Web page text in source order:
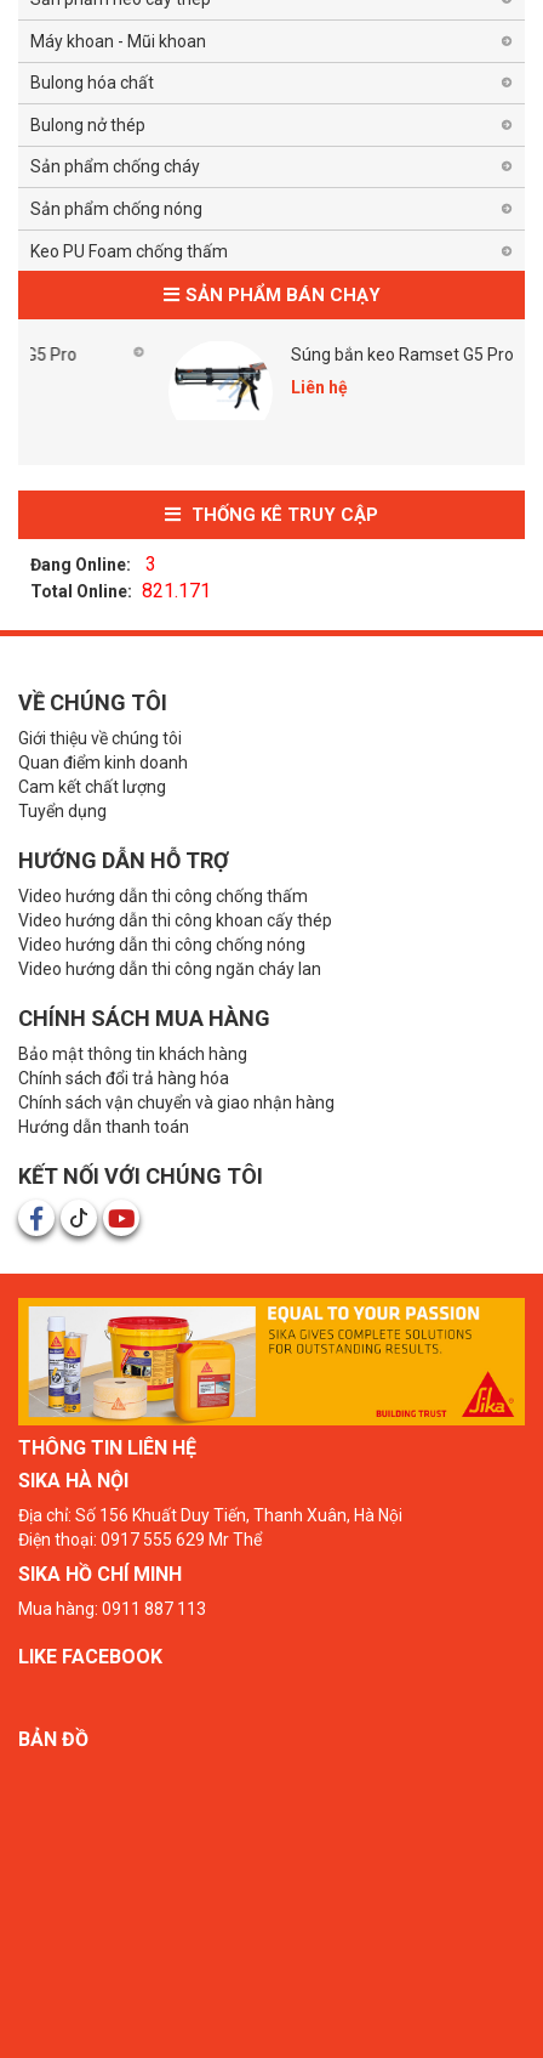
Máy khoan - Mũi khoan
Bulong hóa chất
Bulong nở thép
Sản phẩm chống cháy
Sản phẩm chống nóng
Keo PU Foam chống thấm
SẢN PHẨM BÁN CHẠY
Súng bắn keo Ramset G5 Pro
Liên hệ
THỐNG KÊ TRUY CẬP
Đang Online: 3
Total Online: 821.171
VỀ CHÚNG TÔI
Giới thiệu về chúng tôi
Quan điểm kinh doanh
Cam kết chất lượng
Tuyển dụng
HƯỚNG DẪN HỖ TRỢ
Video hướng dẫn thi công chống thấm
Video hướng dẫn thi công khoan cấy thép
Video hướng dẫn thi công chống nóng
Video hướng dẫn thi công ngăn cháy lan
CHÍNH SÁCH MUA HÀNG
Bảo mật thông tin khách hàng
Chính sách đổi trả hàng hóa
Chính sách vận chuyển và giao nhận hàng
Hướng dẫn thanh toán
KẾT NỐI VỚI CHÚNG TÔI
THÔNG TIN LIÊN HỆ
SIKA HÀ NỘI
Địa chỉ: Số 156 Khuất Duy Tiến, Thanh Xuân, Hà Nội
Điện thoại: 0917 555 629 Mr Thể
SIKA HỒ CHÍ MINH
Mua hàng: 0911 887 113
LIKE FACEBOOK
BẢN ĐỒ